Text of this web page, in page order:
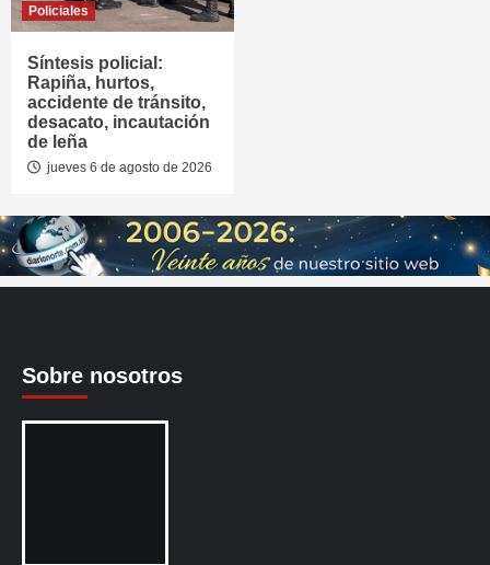
Policiales
Síntesis policial:
Rapiña, hurtos,
accidente de tránsito,
desacato, incautación
de leña
jueves 6 de agosto de 2026
Sobre nosotros